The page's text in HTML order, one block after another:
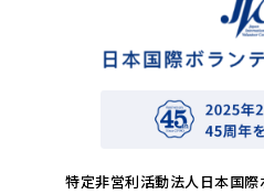
特定非営利活動法人日本国